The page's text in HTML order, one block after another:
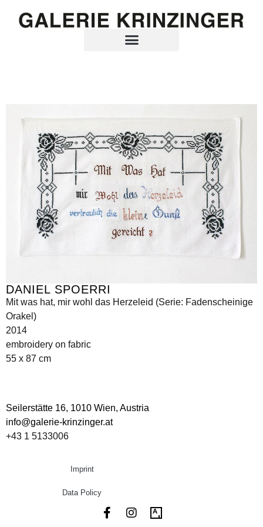
DANIEL SPOERRI
Mit was hat, mir wohl das Herzeleid (Serie: Fadenscheinige
Orakel)
2014
embroidery on fabric
55 x 87 cm
Seilerstätte 16, 1010 Wien, Austria
info@galerie-krinzinger.at
+43 1 5133006
Imprint
Data Policy